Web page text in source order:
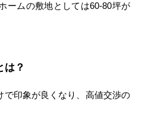
ームの敷地としては60-80坪が
は？
で印象が良くなり、高値交渉の